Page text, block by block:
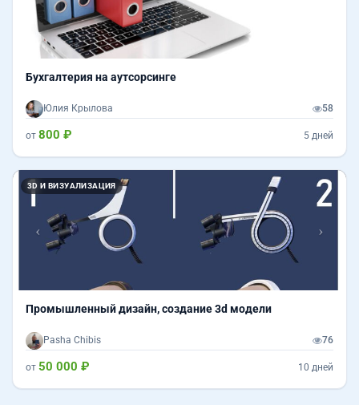
Бухгалтерия на аутсорсинге
Юлия Крылова 58
от 800 ₽ 5 дней
3D И ВИЗУАЛИЗАЦИЯ
Назад
Промышленный дизайн, создание 3d модели
Pasha Chibis 76
от 50 000 ₽ 10 дней